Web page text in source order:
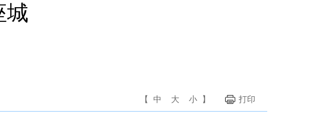
城
【 中 大 小 】 打印